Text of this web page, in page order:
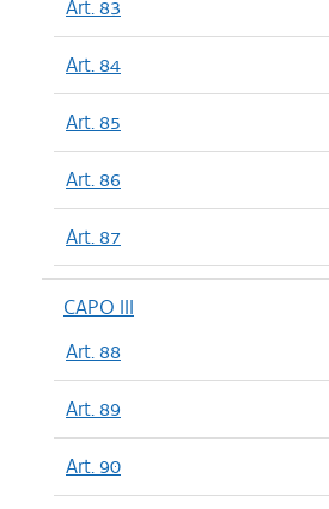
Art. 83
Art. 84
Art. 85
Art. 86
Art. 87
CAPO III
Art. 88
Art. 89
Art. 90